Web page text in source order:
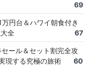
69
円台＆ハワイ朝食付き
全
67
ール＆セット割完全攻
現する究極の旅術
60